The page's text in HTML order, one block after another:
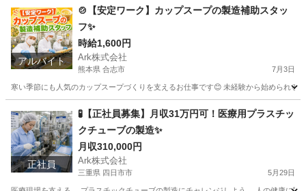
工場
アルバイト
🍲【安定ワーク】カップスープの製造補助スタッ
フ✨
時給1,600円
Ark株式会社
熊本県 合志市 7月3日
寒い季節にも人気のカップスープづくりを支えるお仕事です😊 未経験から始
工場 スタッフ
正社員
🧪【正社員募集】月収31万円可！医療用プラスチッ
クチューブの製造✨
月収310,000円
Ark株式会社
三重県 四日市市 5月29日